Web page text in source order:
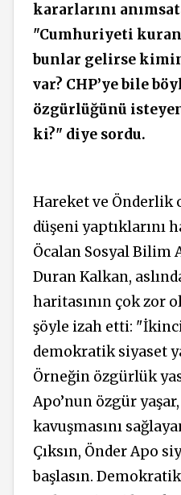
kararlarını
"Cumhuriyeti kuran
bunlar gelirse
var? CHP’ye bile
özgürlüğünü
ki?" diye sordu.
Hareket ve Önderlik
düşeni yaptıklarını
Öcalan Sosyal Bilim
Duran Kalkan,
haritasının çok zor
şöyle izah etti:
demokratik siyaset
Örneğin özgürlük
Apo’nun özgür
kavuşmasını
Çıksın, Önder Apo
başlasın.